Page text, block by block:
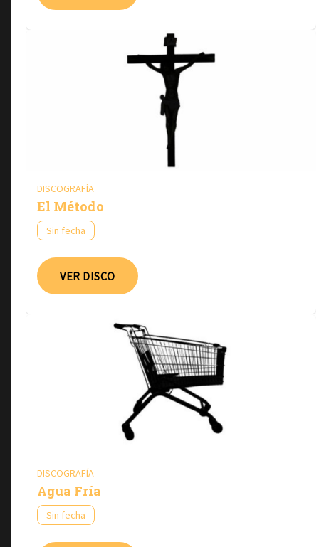
DISCOGRAFÍA
El Método
Sin fecha
VER DISCO
DISCOGRAFÍA
Agua Fría
Sin fecha